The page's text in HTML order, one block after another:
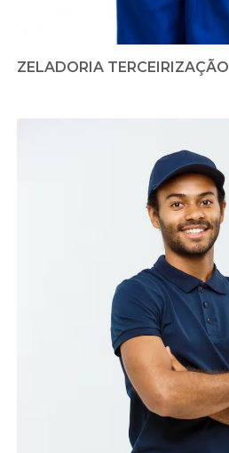
ZELADORIA TERCEIRIZAÇÃO